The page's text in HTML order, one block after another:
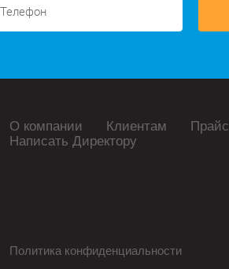
О компании Клиентам Прайс
Написать Директору
Политика конфиденциальности